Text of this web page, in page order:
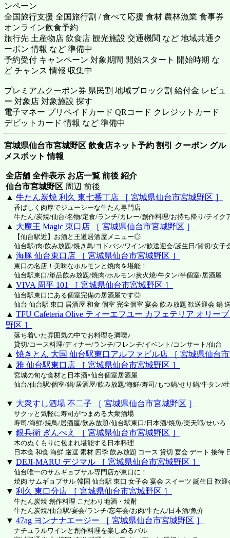
ンペーン
全国旅行支援 全国旅行割 / 食べて応援 食材 農林漁業 食事券
オンライン飲食予約
旅行先 土産物店 飲食店 観光施設 交通機関 など 地域共通ク
ーポン 情報 など 準備中
予約受付 キャンペーン 対象期間 開始スタート 開始時期 な
ど チャンス 情報 収集中
プレミアムクーポン券 県民割 地域ブロック割 給付金 レビュ
ー 対象店 対象施設 探す
電子マネー プリペイドカード QRコード クレジットカード
デビットカード 情報 など 準備中
宮城県仙台市宮城野区 飲食店ネット予約 割引 クーポン グル
メスポット 情報
全店舗 全件表示 お店一覧 前後 紹介
仙台市宮城野区 周辺 前後
▲ 牛たん炭焼 利久 東七番丁店 ［ 宮城県仙台市宮城野区 ］
香ばしく肉厚でジューシーな牛たん専門店
牛たん/炭焼/仙台/名物/定食/ランチ/カレー/創作料理/お持ち帰り/テイク
▲ 大魔王 Magic 東口店 ［ 宮城県仙台市宮城野区 ］
【仙台駅近】お酒と王道居酒屋メニュー◎
仙台駅/肉/飲み放題/焼き鳥/ヨドバシ/ワイン/歓送迎会/誕生日/貸切/女子
▲ 海豚 仙台東口店 ［ 宮城県仙台市宮城野区 ］
東口の名店！美味なホルモンと焼肉を堪能！
仙台駅東口/単品飲み放題/焼肉/ホルモン/炭火焼/牛タン/半個室/居酒屋
▲ VIVA 周平 101 ［ 宮城県仙台市宮城野区 ］
仙台駅東口にある個室完備の居酒屋です◎
仙台 仙台駅 東口 居酒屋 和食 個室 完全個室 宴会 飲み放題 歓送迎会 鍋
▲ TFU Cafeteria Olive ティーエフユー カフェテリア オリー
野区 ］
落ち着いた雰囲気の中でお料理を満喫♪
貸切/コース料理/ディナー/ランチ/フレンチ/イベント/コンサート/仙台
▲ 焼きとん 大国 仙台駅東口アルファビル店 ［ 宮城県仙台
▲ 雅 仙台駅東口店 ［ 宮城県仙台市宮城野区 ］
宮城の旬な食材と日本酒×仙台個室居酒屋
仙台/仙台駅/個室/鍋/居酒屋/飲み放題/海鮮/寿司/もつ鍋/せり鍋/牛タン/
▼ 大衆すし酒場 不二子 ［ 宮城県仙台市宮城野区 ］
サクッと気軽に寿司がつまめる大衆酒場
寿司/海鮮/焼鳥/居酒屋/飲み放題/仙台駅東口/日本酒/焼魚/楽天戦/せいろ
▼ 銀兵衛 ぎんべえ ［ 宮城県仙台市宮城野区 ］
木のぬくもりに包まれ堪能する日本料理
日本食 和食 海鮮 厳選 素材 四季 飲み放題 コース 貸切 宴会 デート 接待
▼ DEJI-MARU デジマル ［ 宮城県仙台市宮城野区 ］
仙台唯一のサムギョプサル専門店が東口に！
焼肉 サムギョプサル 韓国 仙台駅 東口 女子会 宴会 スイーツ 誕生日 歓迎
▼ 利久 東口分店 ［ 宮城県仙台市宮城野区 ］
牛たん炭焼 創作料理 こだわり地酒・焼酎
牛たん炭焼/仙台駅/宴会/ランチ/忘年会/お肉/牛たん/日本酒/魚介
▼ 47ag ヨンナナエージー ［ 宮城県仙台市宮城野区 ］
ナチュラルワインと創作料理を楽しめるバル